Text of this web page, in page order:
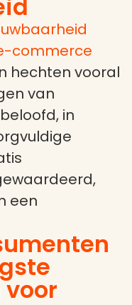
commerce
hechten vooral
van
in
een